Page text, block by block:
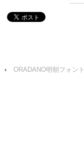
‹ ORADANO明朝フォント